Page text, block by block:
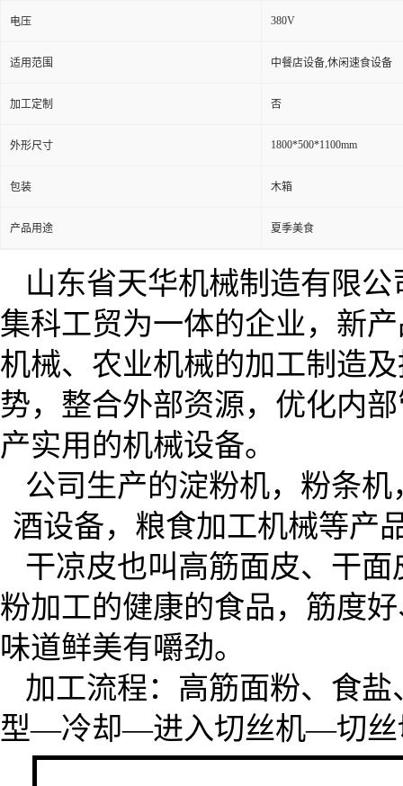
电压 380V
适用范围 中餐店设备,休闲速食设备
加工定制 否
外形尺寸 1800*500*1100mm
包装 木箱
产品用途 夏季美食
山东省天华机械制造有限
集科工贸为一体的企业，新
机械、农业机械的加工制造
势，整合外部资源，优化内
产实用的机械设备。
公司生产的淀粉机，粉条
酒设备，粮食加工机械等产
干凉皮也叫高筋面皮、干
粉加工的健康的食品，筋度
味道鲜美有嚼劲。
加工流程：高筋面粉、食盐
型—冷却—进入切丝机—切